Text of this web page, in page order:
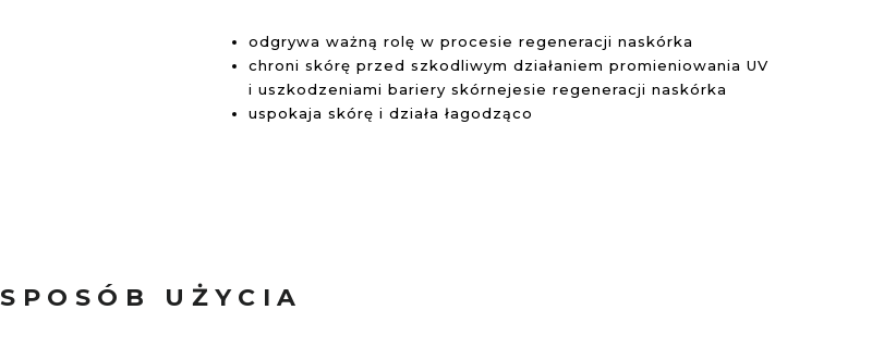
odgrywa ważną rolę w procesie regeneracji naskórka
chroni skórę przed szkodliwym działaniem promieniowania UV
i uszkodzeniami bariery skórnejesie regeneracji naskórka
uspokaja skórę i działa łagodząco
SPOSÓB UŻYCIA